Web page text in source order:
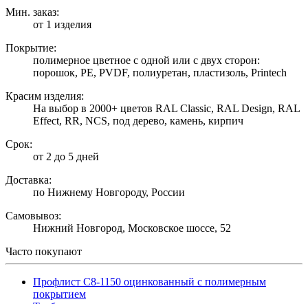
Мин. заказ:
от 1 изделия
Покрытие:
полимерное цветное с одной или с двух сторон:
порошок, PE, PVDF, полиуретан, пластизоль, Printech
Красим изделия:
На выбор в 2000+ цветов RAL Classic, RAL Design, RAL
Effect, RR, NCS, под дерево, камень, кирпич
Срок:
от 2 до 5 дней
Доставка:
по Нижнему Новгороду, России
Самовывоз:
Нижний Новгород, Московское шоссе, 52
Часто покупают
Профлист С8-1150 оцинкованный с полимерным
покрытием